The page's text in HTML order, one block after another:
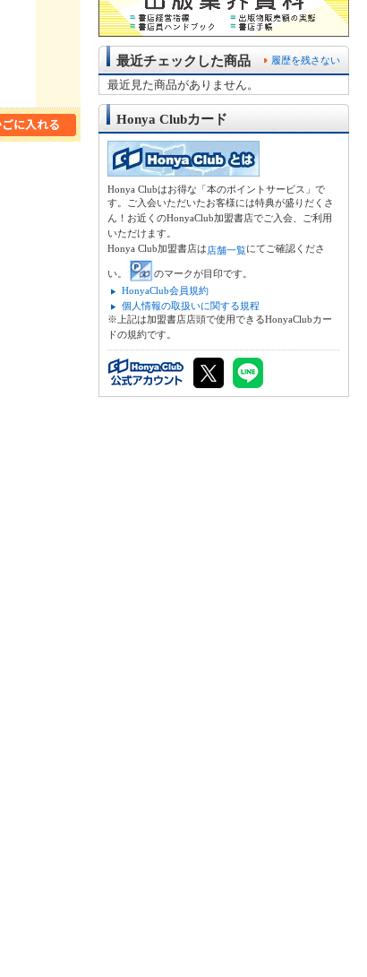
履歴を残さない
最近チェックした商品
最近見た商品がありません。
Honya Clubカード
Honya Clubはお得な「本のポイントサービス」で
す。ご入会いただいたお客様には特典が盛りだくさ
ん！お近くのHonyaClub加盟書店でご入会、ご利用
いただけます。
Honya Club加盟書店は店舗一覧にてご確認くださ
い。
のマークが目印です。
HonyaClub会員規約
個人情報の取扱いに関する規程
※上記は加盟書店店頭で使用できるHonyaClubカー
ドの規約です。